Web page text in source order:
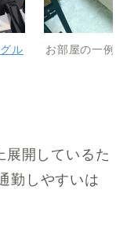
ル
お部屋の一例
展開しているた
勤しやすいは